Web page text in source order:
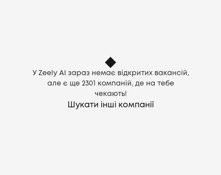
У Zeely AI зараз немає відкритих вакансій,
але є ще 2301
компаній, де на тебе
чекають!
Шукати інші компанії